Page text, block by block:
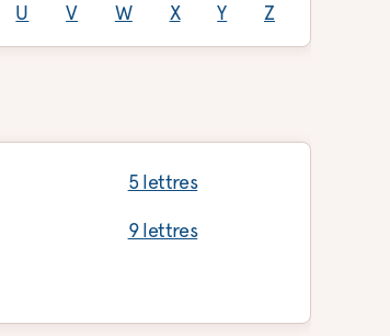
U V W X Y Z
5 lettres
9 lettres